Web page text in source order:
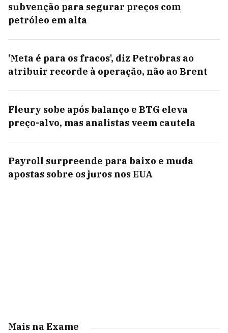
subvenção para segurar preços com
petróleo em alta
'Meta é para os fracos', diz Petrobras ao
atribuir recorde à operação, não ao Brent
Fleury sobe após balanço e BTG eleva
preço-alvo, mas analistas veem cautela
Payroll surpreende para baixo e muda
apostas sobre os juros nos EUA
Mais na Exame